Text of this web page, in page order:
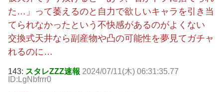
た…」って萎えるのと自力で欲しいキャラを引き当
てられなかったという不快感があるのがよくない
交換式天井なら副産物や凸の可能性を夢見てガチャ
れるのに…
143: スタレZZZ速報 2024/07/11(木) 06:31:35.77
ID:LgNbfrrr0